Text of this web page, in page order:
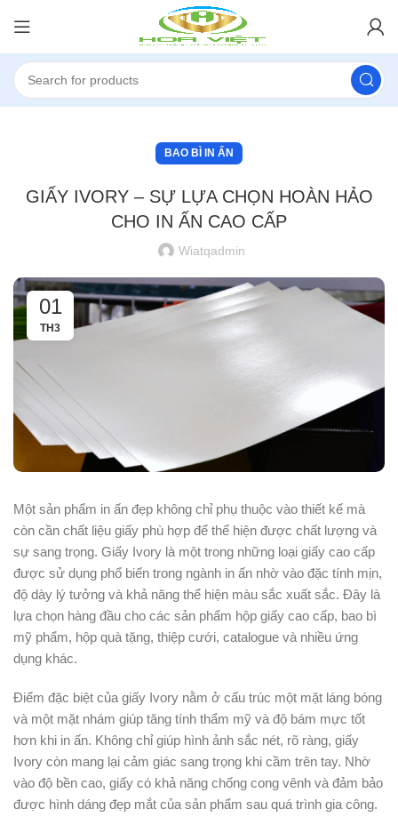
BAO BÌ IN ẤN
GIẤY IVORY – SỰ LỰA CHỌN HOÀN HẢO
CHO IN ẤN CAO CẤP
Wiatqadmin
01
TH3
Một sản phẩm in ấn đẹp không chỉ phụ thuộc vào thiết kế mà
còn cần chất liệu giấy phù hợp để thể hiện được chất lượng và
sự sang trọng. Giấy Ivory là một trong những loại giấy cao cấp
được sử dụng phổ biến trong ngành in ấn nhờ vào đặc tính mịn,
độ dày lý tưởng và khả năng thể hiện màu sắc xuất sắc. Đây là
lựa chọn hàng đầu cho các sản phẩm hộp giấy cao cấp, bao bì
mỹ phẩm, hộp quà tặng, thiệp cưới, catalogue và nhiều ứng
dụng khác.
Điểm đặc biệt của giấy Ivory nằm ở cấu trúc một mặt láng bóng
và một mặt nhám giúp tăng tính thẩm mỹ và độ bám mực tốt
hơn khi in ấn. Không chỉ giúp hình ảnh sắc nét, rõ ràng, giấy
Ivory còn mang lại cảm giác sang trọng khi cầm trên tay. Nhờ
vào độ bền cao, giấy có khả năng chống cong vênh và đảm bảo
được hình dáng đẹp mắt của sản phẩm sau quá trình gia công.